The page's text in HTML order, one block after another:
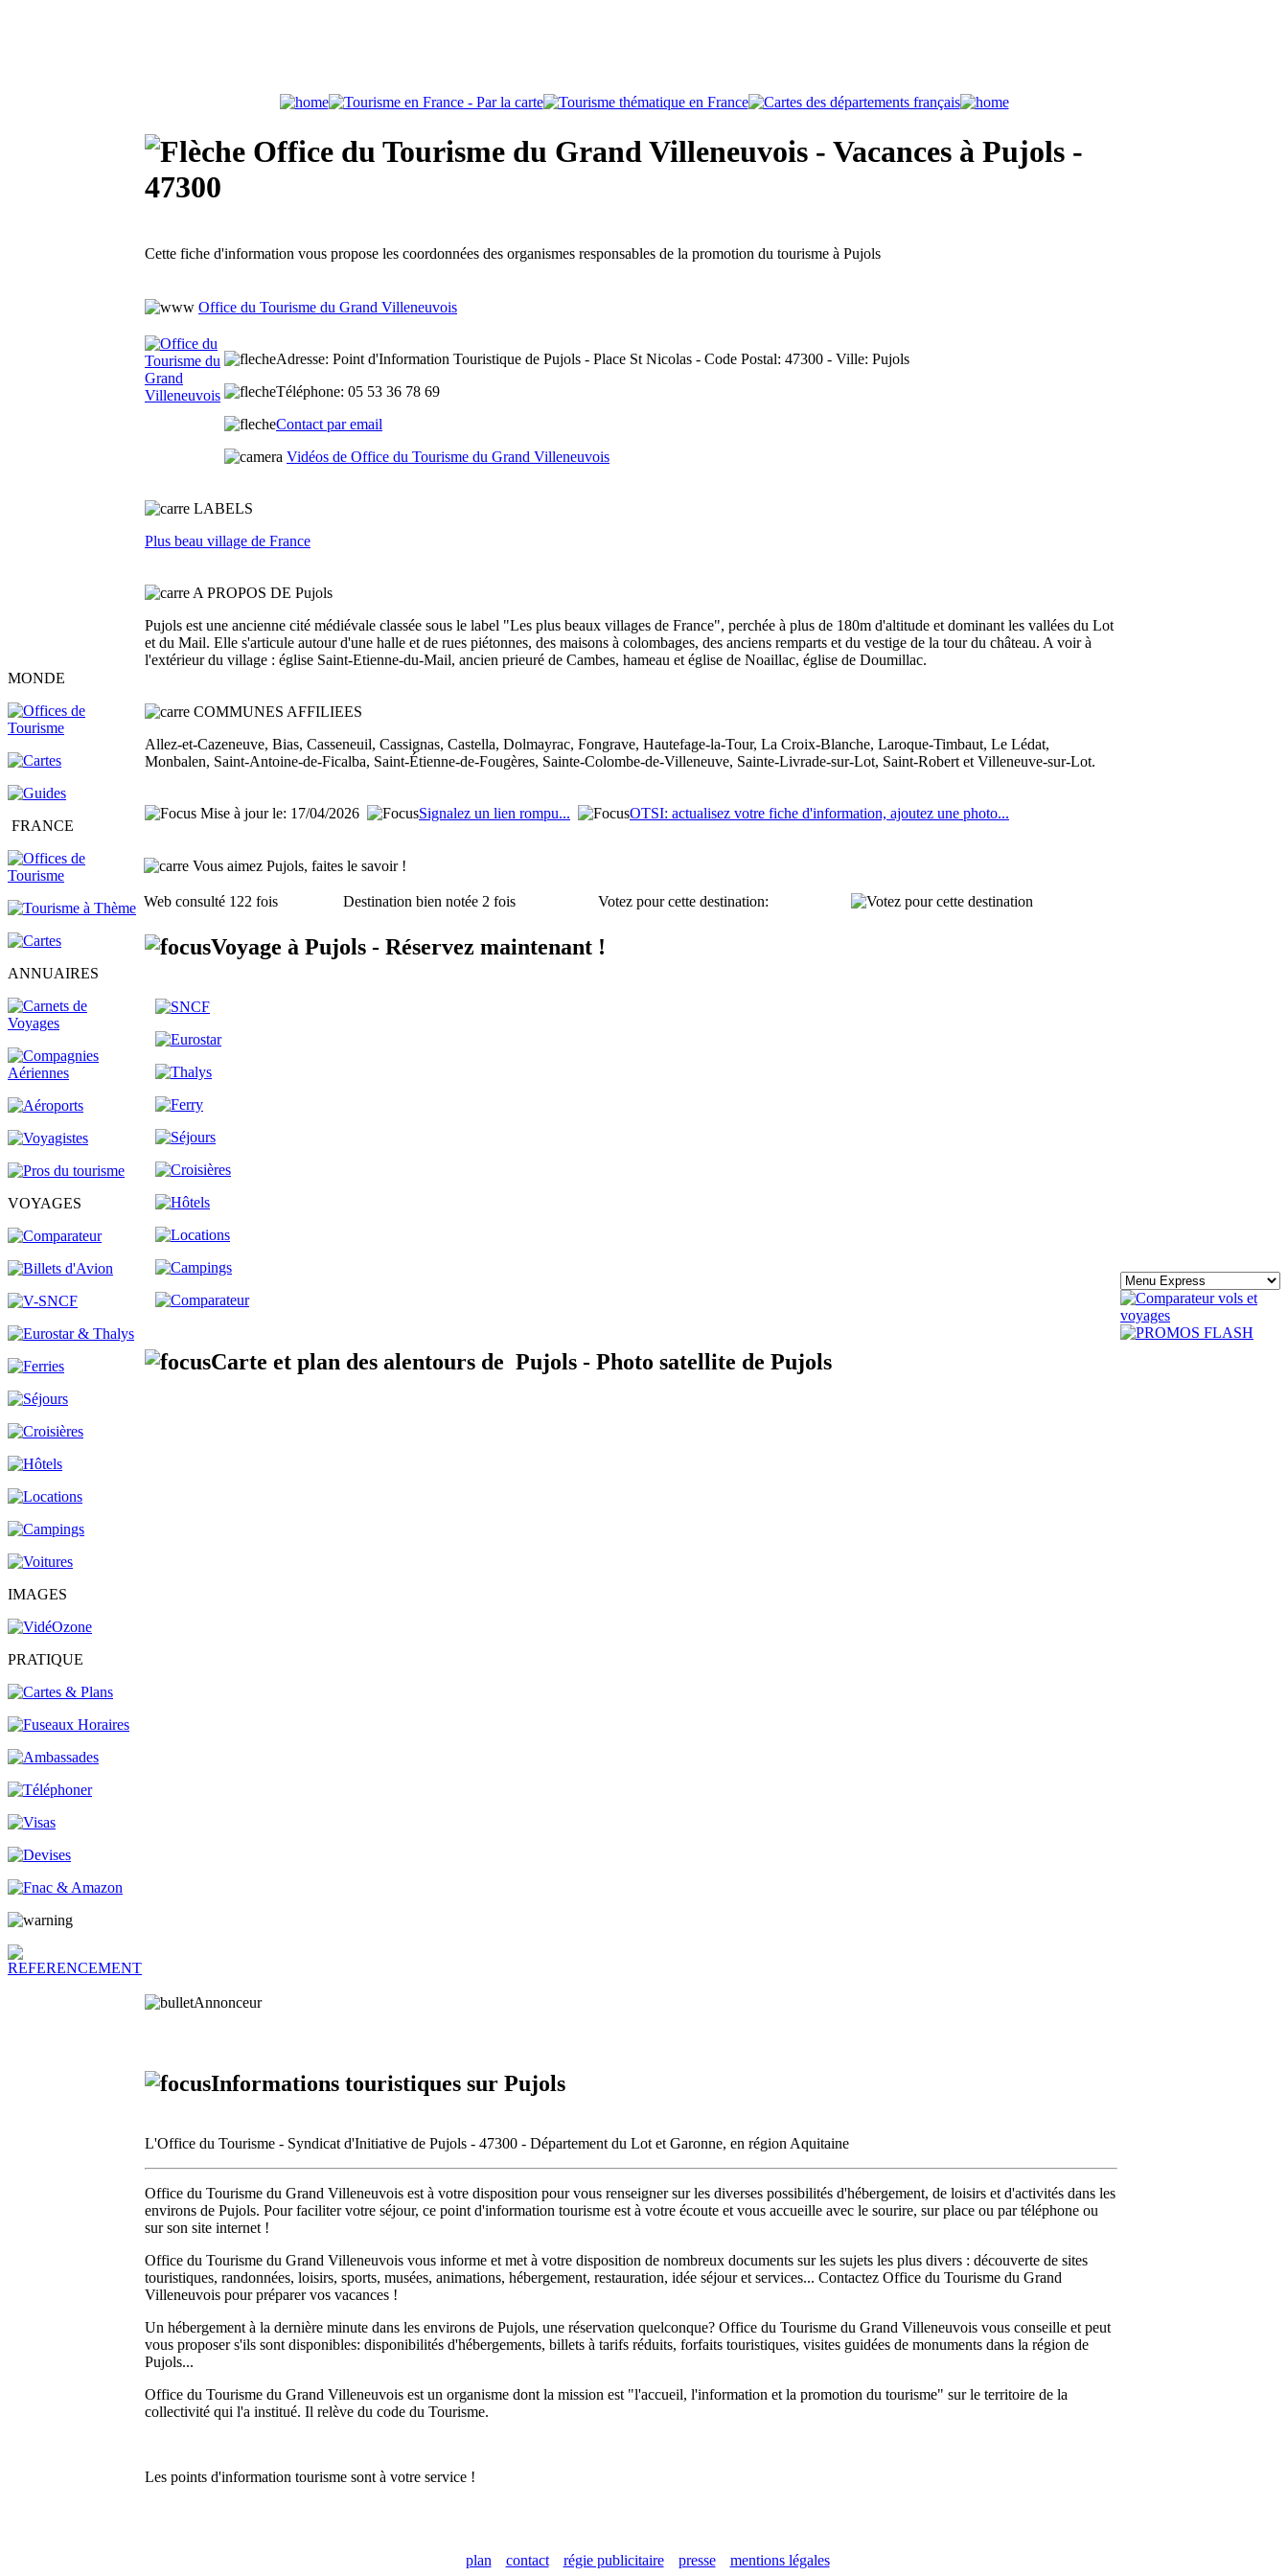
MONDE
FRANCE
ANNUAIRES
VOYAGES
IMAGES
PRATIQUE
Office du Tourisme du Grand Villeneuvois - Vacances à Pujols -
47300
Cette fiche d'information vous propose les coordonnées des organismes responsables de la promotion du tourisme à Pujols
Office du Tourisme du Grand Villeneuvois
Adresse: Point d'Information Touristique de Pujols - Place St Nicolas - Code Postal: 47300 - Ville: Pujols
Téléphone: 05 53 36 78 69
Contact par email
Vidéos de Office du Tourisme du Grand Villeneuvois
LABELS
Plus beau village de France
A PROPOS DE Pujols
Pujols est une ancienne cité médiévale classée sous le label "Les plus beaux villages de France", perchée à plus de 180m d'altitude et dominant les vallées du Lot
et du Mail. Elle s'articule autour d'une halle et de rues piétonnes, des maisons à colombages, des anciens remparts et du vestige de la tour du château. A voir à
l'extérieur du village : église Saint-Etienne-du-Mail, ancien prieuré de Cambes, hameau et église de Noaillac, église de Doumillac.
COMMUNES AFFILIEES
Allez-et-Cazeneuve, Bias, Casseneuil, Cassignas, Castella, Dolmayrac, Fongrave, Hautefage-la-Tour, La Croix-Blanche, Laroque-Timbaut, Le Lédat,
Monbalen, Saint-Antoine-de-Ficalba, Saint-Étienne-de-Fougères, Sainte-Colombe-de-Villeneuve, Sainte-Livrade-sur-Lot, Saint-Robert et Villeneuve-sur-Lot.
Mise à jour le: 17/04/2026 Signalez un lien rompu... OTSI: actualisez votre fiche d'information, ajoutez une photo...
Vous aimez Pujols, faites le savoir !
Web consulté 122 fois Destination bien notée 2 fois Votez pour cette destination:
Voyage à Pujols - Réservez maintenant !
Carte et plan des alentours de Pujols - Photo satellite de Pujols
Annonceur
Informations touristiques sur Pujols
L'Office du Tourisme - Syndicat d'Initiative de Pujols - 47300 - Département du Lot et Garonne, en région Aquitaine
Office du Tourisme du Grand Villeneuvois est à votre disposition pour vous renseigner sur les diverses possibilités d'hébergement, de loisirs et d'activités dans les
environs de Pujols. Pour faciliter votre séjour, ce point d'information tourisme est à votre écoute et vous accueille avec le sourire, sur place ou par téléphone ou
sur son site internet !
Office du Tourisme du Grand Villeneuvois vous informe et met à votre disposition de nombreux documents sur les sujets les plus divers : découverte de sites
touristiques, randonnées, loisirs, sports, musées, animations, hébergement, restauration, idée séjour et services... Contactez Office du Tourisme du Grand
Villeneuvois pour préparer vos vacances !
Un hébergement à la dernière minute dans les environs de Pujols, une réservation quelconque? Office du Tourisme du Grand Villeneuvois vous conseille et peut
vous proposer s'ils sont disponibles: disponibilités d'hébergements, billets à tarifs réduits, forfaits touristiques, visites guidées de monuments dans la région de
Pujols...
Office du Tourisme du Grand Villeneuvois est un organisme dont la mission est "l'accueil, l'information et la promotion du tourisme" sur le territoire de la
collectivité qui l'a institué. Il relève du code du Tourisme.
Les points d'information tourisme sont à votre service !
plan contact régie publicitaire presse mentions légales